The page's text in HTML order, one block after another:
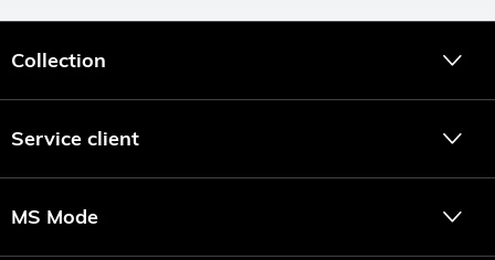
Collection
Service client
MS Mode